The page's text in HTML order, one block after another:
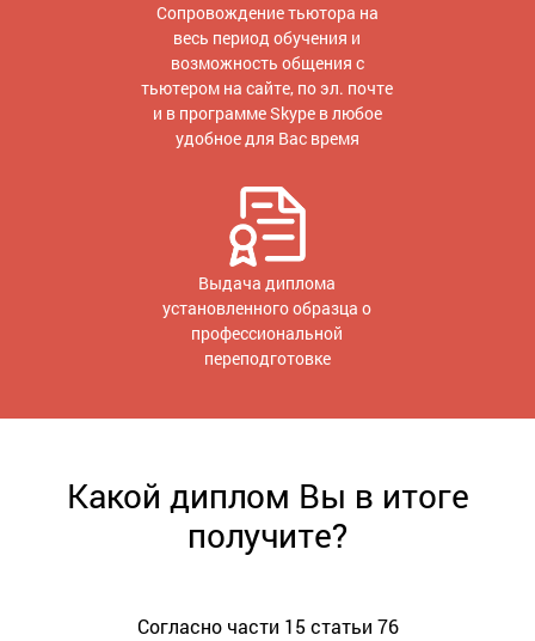
Сопровождение тьютора на
весь период обучения и
возможность общения с
тьютером на сайте, по эл. почте
и в программе Skype в любое
удобное для Вас время
Выдача диплома
установленного образца о
профессиональной
переподготовке
Какой диплом Вы в итоге
получите?
Согласно части 15 статьи 76